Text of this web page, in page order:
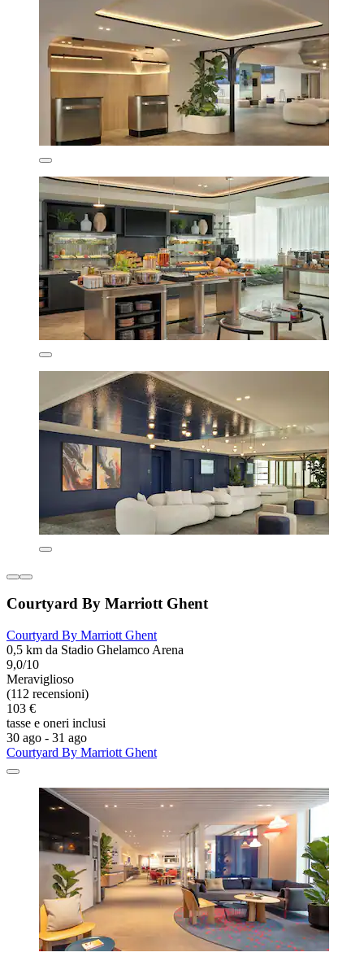
Courtyard By Marriott Ghent
Courtyard By Marriott Ghent
0,5 km da Stadio Ghelamco Arena
9,0/10
Meraviglioso
(112 recensioni)
103 €
tasse e oneri inclusi
30 ago - 31 ago
Courtyard By Marriott Ghent